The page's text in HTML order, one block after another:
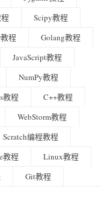
Scipy教程
程
Golang教程
JavaScript教程
NumPy教程
教程
C++教程
WebStorm教程
Scratch编程教程
教程
Linux教程
Git教程